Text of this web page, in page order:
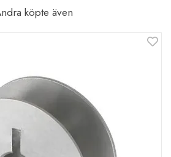
köpte även